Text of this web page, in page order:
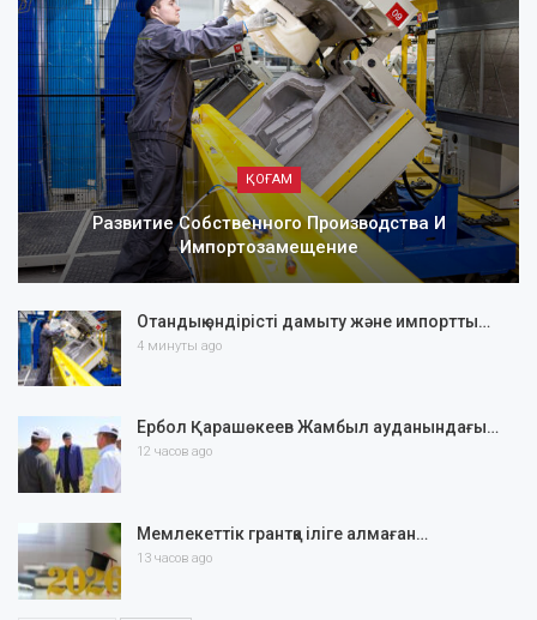
ҚОҒАМ
Развитие Собственного Производства И
Импортозамещение
Отандық өндірісті дамыту және импортты…
4 минуты ago
Ербол Қарашөкеев Жамбыл ауданындағы…
12 часов ago
Мемлекеттік грантқа іліге алмаған…
13 часов ago